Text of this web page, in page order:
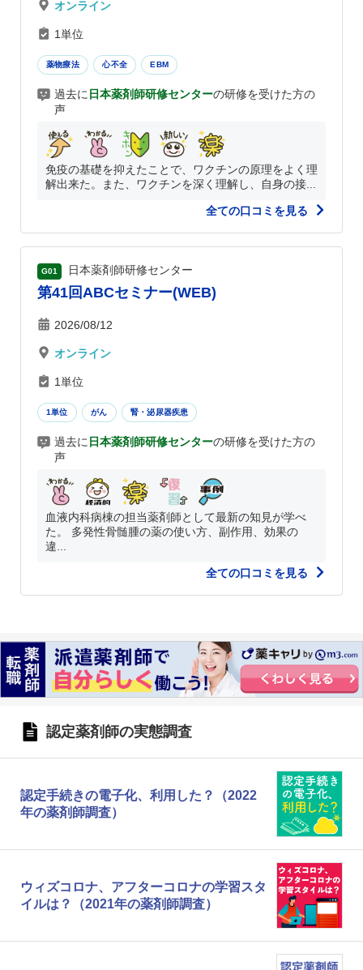
オンライン
1単位
薬物療法 心不全 EBM
過去に 日本薬剤師研修センターの研修を受けた方の
声
免疫の基礎を抑えたことで、ワクチンの原理をよく理
解出来た。また、ワクチンを深く理解し、自身の接...
全ての口コミを見る
G01 日本薬剤師研修センター
第41回ABCセミナー(WEB)
2026/08/12
オンライン
1単位
1単位 がん 腎・泌尿器疾患
過去に 日本薬剤師研修センターの研修を受けた方の
声
血液内科病棟の担当薬剤師として最新の知見が学べ
た。 多発性骨髄腫の薬の使い方、副作用、効果の
違...
全ての口コミを見る
認定薬剤師の実態調査
認定手続きの電子化、利用した？（2022
年の薬剤師調査）
ウィズコロナ、アフターコロナの学習スタ
イルは？（2021年の薬剤師調査）